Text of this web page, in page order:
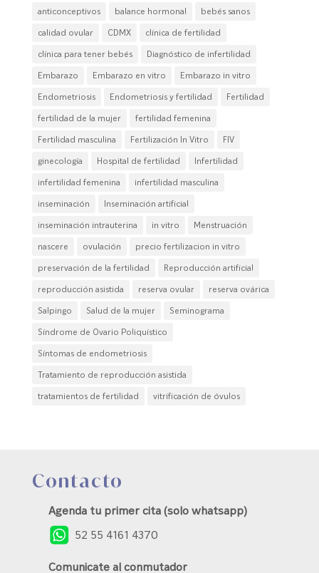
anticonceptivos balance hormonal
bebés sanos
calidad ovular
CDMX
clínica de fertilidad
clínica para tener bebés
Diagnóstico de infertilidad
Embarazo
Embarazo en vitro
Embarazo in vitro
Endometriosis
Endometriosis y fertilidad
Fertilidad
fertilidad de la mujer
fertilidad femenina
Fertilidad masculina
Fertilización In Vitro
FIV
ginecología
Hospital de fertilidad
Infertilidad
infertilidad femenina
infertilidad masculina
inseminación
Inseminación artificial
inseminación intrauterina
in vitro
Menstruación
nascere
ovulación
precio fertilizacion in vitro
preservación de la fertilidad
Reproducción artificial
reproducción asistida
reserva ovular
reserva ovárica
Salpingo
Salud de la mujer
Seminograma
Síndrome de Ovario Poliquístico
Síntomas de endometriosis
Tratamiento de reproducción asistida
tratamientos de fertilidad
vitrificación de óvulos
Contacto
Agenda tu primer cita (solo whatsapp)
52 55 4161 4370
Comunicate al conmutador